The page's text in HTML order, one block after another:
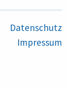
Datenschutz
Impressum